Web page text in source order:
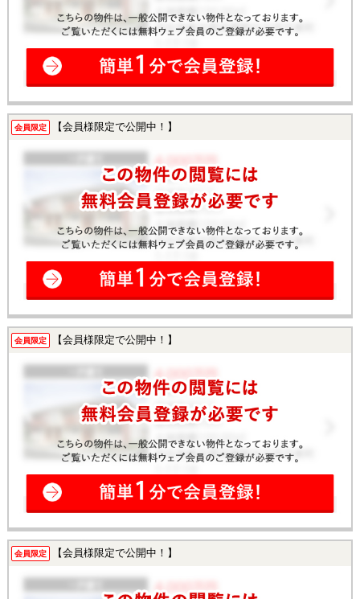
会員限定 【会員様限定で公開中！】
会員限定 【会員様限定で公開中！】
会員限定 【会員様限定で公開中！】